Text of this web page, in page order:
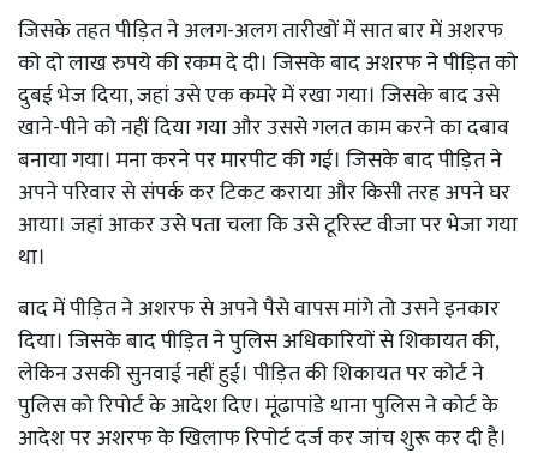
जिसके तहत पीड़ित ने अलग-अलग तारीखों में सात बार में अशरफ
को दो लाख रुपये की रकम दे दी। जिसके बाद अशरफ ने पीड़ित को
दुबई भेज दिया, जहां उसे एक कमरे में रखा गया। जिसके बाद उसे
खाने-पीने को नहीं दिया गया और उससे गलत काम करने का दबाव
बनाया गया। मना करने पर मारपीट की गई। जिसके बाद पीड़ित ने
अपने परिवार से संपर्क कर टिकट कराया और किसी तरह अपने घर
आया। जहां आकर उसे पता चला कि उसे टूरिस्ट वीजा पर भेजा गया
था।
बाद में पीड़ित ने अशरफ से अपने पैसे वापस मांगे तो उसने इनकार
दिया। जिसके बाद पीड़ित ने पुलिस अधिकारियों से शिकायत की,
लेकिन उसकी सुनवाई नहीं हुई। पीड़ित की शिकायत पर कोर्ट ने
पुलिस को रिपोर्ट के आदेश दिए। मूंढापांडे थाना पुलिस ने कोर्ट के
आदेश पर अशरफ के खिलाफ रिपोर्ट दर्ज कर जांच शुरू कर दी है।